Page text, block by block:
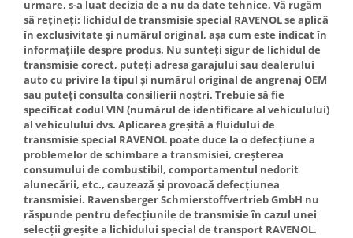
urmare, s-a luat decizia de a nu da date tehnice. Vă rugăm
să rețineți: lichidul de transmisie special RAVENOL se aplică
în exclusivitate și numărul original, așa cum este indicat în
informațiile despre produs. Nu sunteți sigur de lichidul de
transmisie corect, puteți adresa garajului sau dealerului
auto cu privire la tipul și numărul original de angrenaj OEM
sau puteți consulta consilierii noștri. Trebuie să fie
specificat codul VIN (numărul de identificare al vehiculului)
al vehiculului dvs. Aplicarea greșită a fluidului de
transmisie special RAVENOL poate duce la o defecțiune a
problemelor de schimbare a transmisiei, creșterea
consumului de combustibil, comportamentul nedorit
alunecării, etc., cauzează și provoacă defecțiunea
transmisiei. Ravensberger Schmierstoffvertrieb GmbH nu
răspunde pentru defecțiunile de transmisie în cazul unei
selecții greșite a lichidului special de transport RAVENOL.